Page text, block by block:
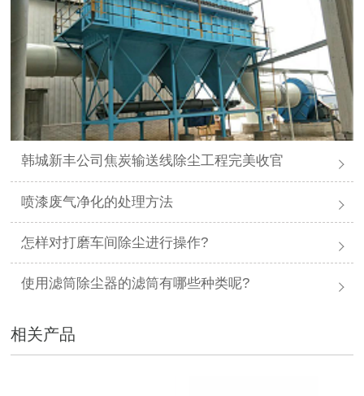
韩城新丰公司焦炭输送线除尘工程完美收官
喷漆废气净化的处理方法
怎样对打磨车间除尘进行操作?
使用滤筒除尘器的滤筒有哪些种类呢?
相关产品